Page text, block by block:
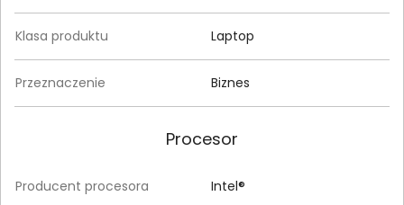
Klasa produktu Laptop
Przeznaczenie Biznes
Procesor
Producent procesora Intel®